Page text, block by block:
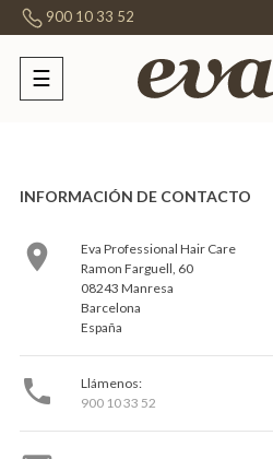
900 10 33 52
Navegación
de
☰
INFORMACIÓN DE CONTACTO

Eva Professional Hair Care
Ramon Farguell, 60
08243 Manresa
Barcelona
España

Llámenos:
900 10 33 52